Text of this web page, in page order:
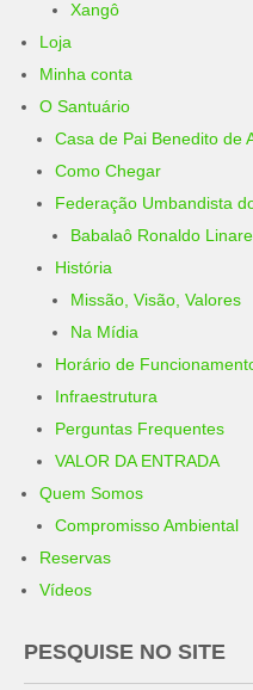
Xangô
Loja
Minha conta
O Santuário
Casa de Pai Benedito de
Como Chegar
Federação Umbandista
Babalaô Ronaldo
História
Missão, Visão, Valores
Na Mídia
Horário de
Infraestrutura
Perguntas Frequentes
VALOR DA ENTRADA
Quem Somos
Compromisso Ambiental
Reservas
Vídeos
PESQUISE NO SITE